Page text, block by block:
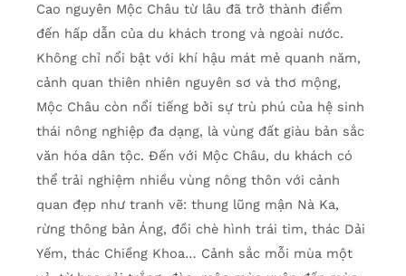
Cao nguyên Mộc Châu từ lâu đã trở thành điểm
đến hấp dẫn của du khách trong và ngoài nước.
Không chỉ nổi bật với khí hậu mát mẻ quanh năm,
cảnh quan thiên nhiên nguyên sơ và thơ mộng,
Mộc Châu còn nổi tiếng bởi sự trù phú của hệ sinh
thái nông nghiệp đa dạng, là vùng đất giàu bản sắc
văn hóa dân tộc. Đến với Mộc Châu, du khách có
thể trải nghiệm nhiều vùng nông thôn với cảnh
quan đẹp như tranh vẽ: thung lũng mận Nà Ka,
rừng thông bản Áng, đồi chè hình trái tim, thác Dải
Yếm, thác Chiềng Khoa… Cảnh sắc mỗi mùa một